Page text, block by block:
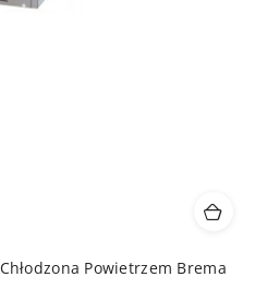
Powietrzem Brema